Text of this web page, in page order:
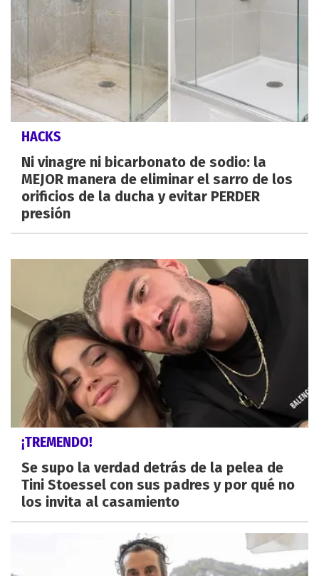
HACKS
Ni vinagre ni bicarbonato de sodio: la
MEJOR manera de eliminar el sarro de los
orificios de la ducha y evitar PERDER
presión
¡TREMENDO!
Se supo la verdad detrás de la pelea de
Tini Stoessel con sus padres y por qué no
los invita al casamiento